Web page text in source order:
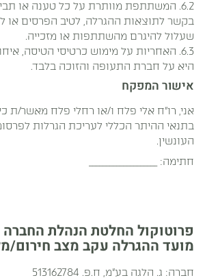
6.2. המשתתפת מוותרת על כל טענה או
בקשר לתוצאות ההגרלה, לטיב הפרסים או
שעלול להיגרם מהשתתפות או מזכייה.
6.3. האחריות על מימוש כרטיסי הטיסה,
היא על חברת התעופה והזוכה בלבד.
אישור המפקח
אני, רו"ח אלי פלח ו/או רחלי פלח מאשר/ת
בתנאי ההיתר הכללי לעריכת הגרלות
העונשין.
חתימה: ____________________
פרוטוקול החלטת הנהלת
מועד ההגרלה עקב מצב חירום/
חברה: ג. הלגה בע״מ, ח.פ. 513162784